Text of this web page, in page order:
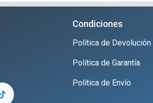
Condiciones
Política de Devolución
Política de Garantía
Política de Envío